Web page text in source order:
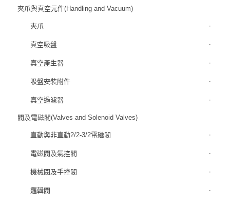
夾爪與真空元件(Handling and Vacuum)
夾爪
真空吸盤
真空產生器
吸盤安裝附件
真空過濾器
閥及電磁閥(Valves and Solenoid Valves)
直動與非直動2/2-3/2電磁閥
電磁閥及氣控閥
機械閥及手控閥
邏輯閥